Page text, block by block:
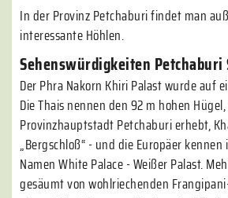
In der Provinz Petchaburi findet man
interessante Höhlen.
Sehenswürdigkeiten Petchaburi
Der Phra Nakorn Khiri Palast wurde auf
Die Thais nennen den 92 m hohen
Provinzhauptstadt Petchaburi erhebt,
„Bergschloß“ - und die Europäer
Namen White Palace - Weißer Palast.
gesäumt von wohlriechenden